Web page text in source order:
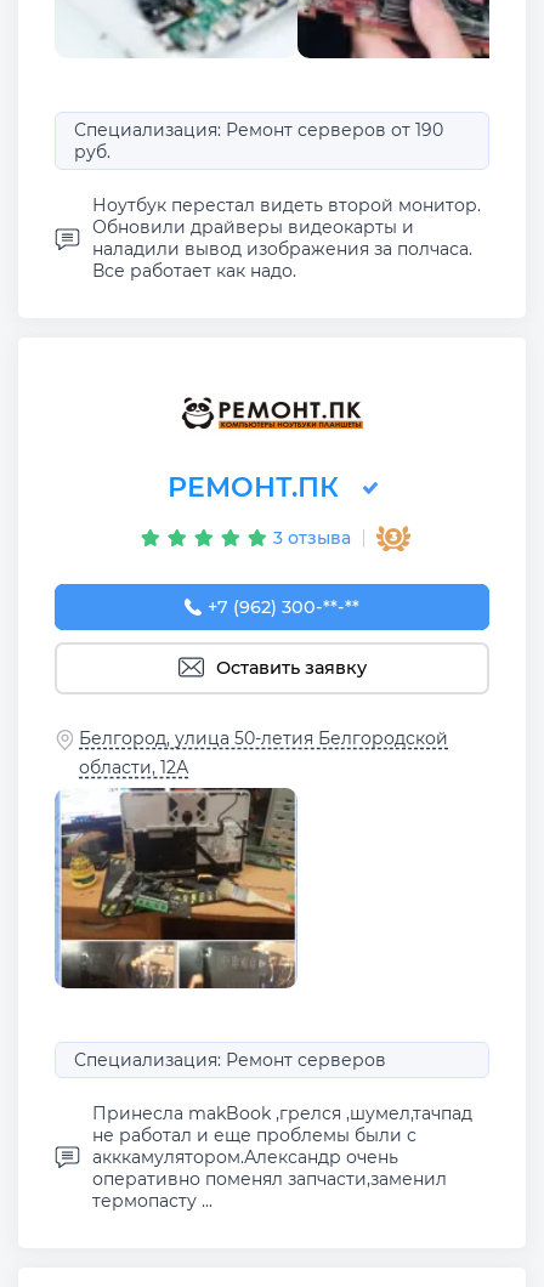
Специализация: Ремонт серверов от 190
руб.
Ноутбук перестал видеть второй монитор.
Обновили драйверы видеокарты и
наладили вывод изображения за полчаса.
Все работает как надо.
РЕМОНТ.ПК
3 отзыва
+7 (962) 300-00-31
+7 (962) 300-**-**
Оставить заявку
Белгород, улица 50-летия Белгородской
области, 12А
Специализация: Ремонт серверов
Принесла makBook ,грелся ,шумел,тачпад
не работал и еще проблемы были с
акккамулятором.Александр очень
оперативно поменял запчасти,заменил
термопасту ...